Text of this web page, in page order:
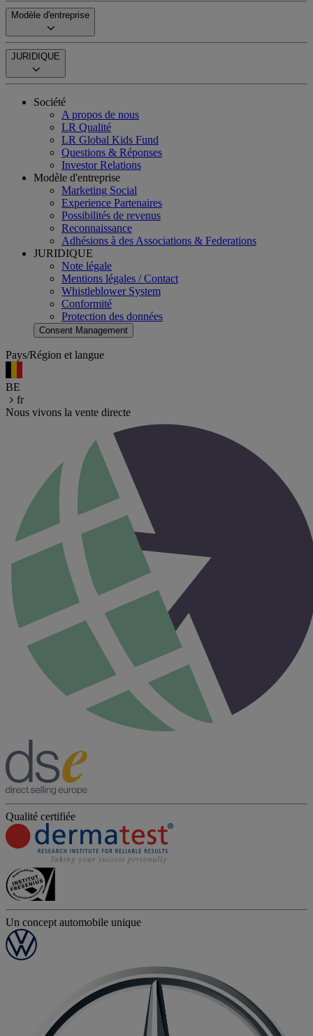
Modèle d'entreprise
JURIDIQUE
Société
A propos de nous
LR Qualité
LR Global Kids Fund
Questions & Réponses
Investor Relations
Modèle d'entreprise
Marketing Social
Experience Partenaires
Possibilités de revenus
Reconnaissance
Adhésions à des Associations & Federations
JURIDIQUE
Note légale
Mentions légales / Contact
Whistleblower System
Conformité
Protection des données
Consent Management
Pays/Région et langue
BE
fr
Nous vivons la vente directe
Qualité certifiée
Un concept automobile unique